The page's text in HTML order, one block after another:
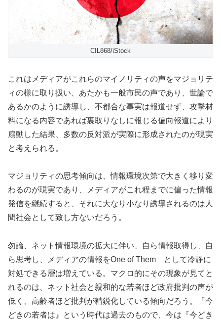
CIL868/iStock
これはメディアがこれらのマイノリティの声をマジョリテ
ィの様に取り扱い、あたかも一般市民の声であり、世論で
あるかのように誘導し、不都合な事実は報道せず、攻撃材
料になる内容であれば裏取りなしに報じる偏向報道により
扇動した結果、多数の反対派が実際に形成されたのが現実
と考えられる。
マジョリティの思考傾向は、情報環境次第で大きく移り変
わるのが現実であり、メディアがこれ程までに偏った情報
発信を継続すると、それに大なり小なり誘導されるのは人
間社会として致し方ないだろう。
勿論、ネット情報環境の拡大に伴い、自ら情報取得し、自
ら思考し、メディアの情報をOne of Them として冷静に
対処できる層は増えている。マクロ的にその現象が見てと
れるのは、ネット社会と親和的な若者ほど政府批判の声が
低く、高齢者ほど批判が精鋭化している傾向だろう。『今
どきの若者は』という時代は過去のもので、今は『今どき